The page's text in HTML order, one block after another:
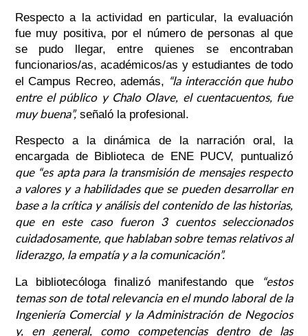
Respecto a la actividad en particular, la evaluación
fue muy positiva, por el número de personas al que
se pudo llegar, entre quienes se encontraban
funcionarios/as, académicos/as y estudiantes de todo
el Campus Recreo, además, “la interacción que hubo
entre el público y Chalo Olave, el cuentacuentos, fue
muy buena”,señaló la profesional.
Respecto a la dinámica de la narración oral, la
encargada de Biblioteca de ENE PUCV, puntualizó
que “es apta para la transmisión de mensajes respecto
a valores y a habilidades que se pueden desarrollar en
base a la crítica y análisis del contenido de las historias,
que en este caso fueron 3 cuentos seleccionados
cuidadosamente, que hablaban sobre temas relativos al
liderazgo, la empatía y a la comunicación”.
La bibliotecóloga finalizó manifestando que
“estos
temas son de total relevancia en el mundo laboral de la
Ingeniería Comercial y la Administración de Negocios
y, en general, como competencias dentro de las